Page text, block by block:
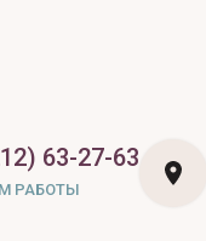
63-27-63
РАБОТЫ